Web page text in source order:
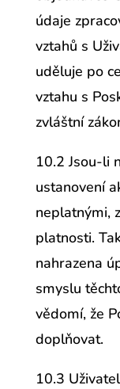
údaje
vztahů s
uděluje po
vztahu s
zvláštní
10.2 Jsou-li
ustanovení
neplatnými,
platnosti.
nahrazena
smyslu
vědomí, že
doplňovat.
10.3